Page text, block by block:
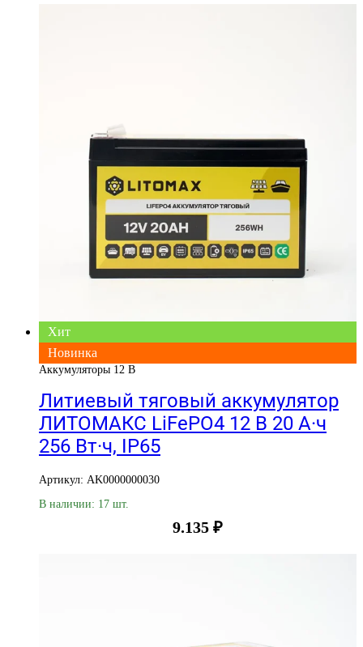
Хит
Новинка
Аккумуляторы 12 В
Литиевый тяговый аккумулятор
ЛИТОМАКС LiFePO4 12 В 20 А·ч
256 Вт·ч, IP65
Артикул: AK0000000030
В наличии: 17 шт.
9.135 ₽